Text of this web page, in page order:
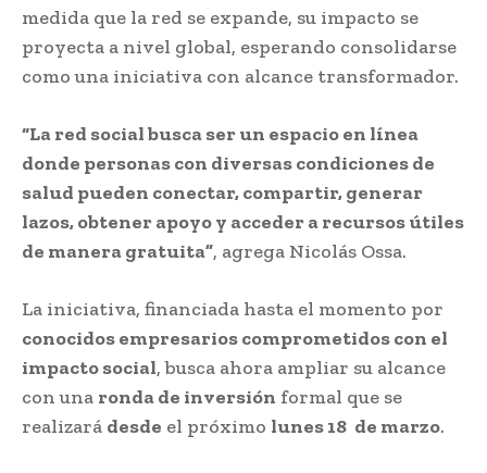
medida que la red se expande, su impacto se
proyecta a nivel global, esperando consolidarse
como una iniciativa con alcance transformador.
“La red social busca ser un espacio en línea
donde personas con diversas condiciones de
salud pueden conectar, compartir, generar
lazos, obtener apoyo y acceder a recursos útiles
de manera gratuita”, agrega Nicolás Ossa.
La iniciativa, financiada hasta el momento por
conocidos empresarios comprometidos con el
impacto social, busca ahora ampliar su alcance
con una ronda de inversión formal que se
realizará desde el próximo lunes 18 de marzo.